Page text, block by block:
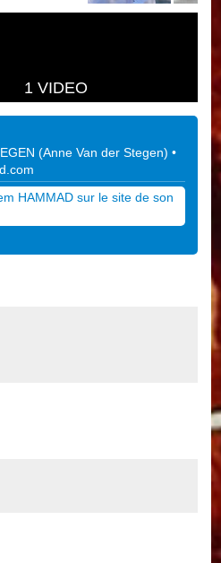
1 VIDEO
(Anne Van der Stegen)•
HAMMAD sur le site de son